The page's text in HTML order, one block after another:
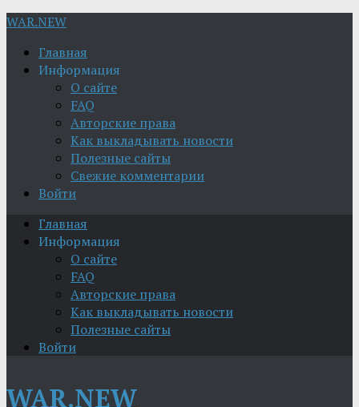
WAR.NEW
Главная
Информация
О сайте
FAQ
Авторские права
Как выкладывать новости
Полезные сайты
Свежие комментарии
Войти
Главная
Информация
О сайте
FAQ
Авторские права
Как выкладывать новости
Полезные сайты
Войти
WAR.NEW